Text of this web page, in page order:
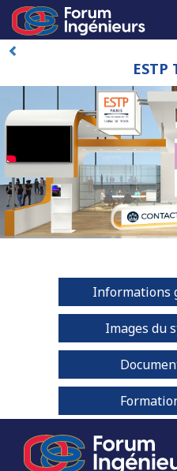
ESTP
Informations
Images du
Estp
Diplôme
Bachelor